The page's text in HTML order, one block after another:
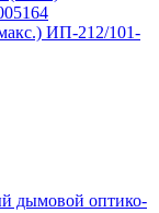
ИП-212/101-